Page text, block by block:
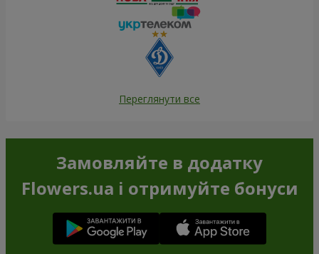
Переглянути все
Замовляйте в додатку
Flowers.ua і отримуйте бонуси